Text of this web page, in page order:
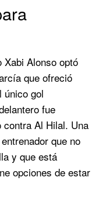
Alonso optó
que ofreció
único gol
fue
contra Al Hilal. Una
que no
y que está
opciones de estar